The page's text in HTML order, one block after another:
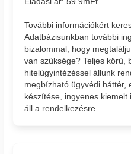
További információkért
Adatbázisunkban további
bizalommal, hogy
van szüksége? Teljes körű,
hitelügyintézéssel állunk
megbízható ügyvédi háttér,
készítése, ingyenes
áll a rendelkezésre.